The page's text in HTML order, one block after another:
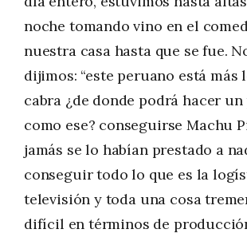
noche tomando vino en el
nuestra casa hasta que se fue.
dijimos: “este peruano está más
cabra ¿de donde podrá hacer
como ese? conseguirse Machu
jamás se lo habían prestado a
conseguir todo lo que es la
televisión y toda una cosa
difícil en términos de